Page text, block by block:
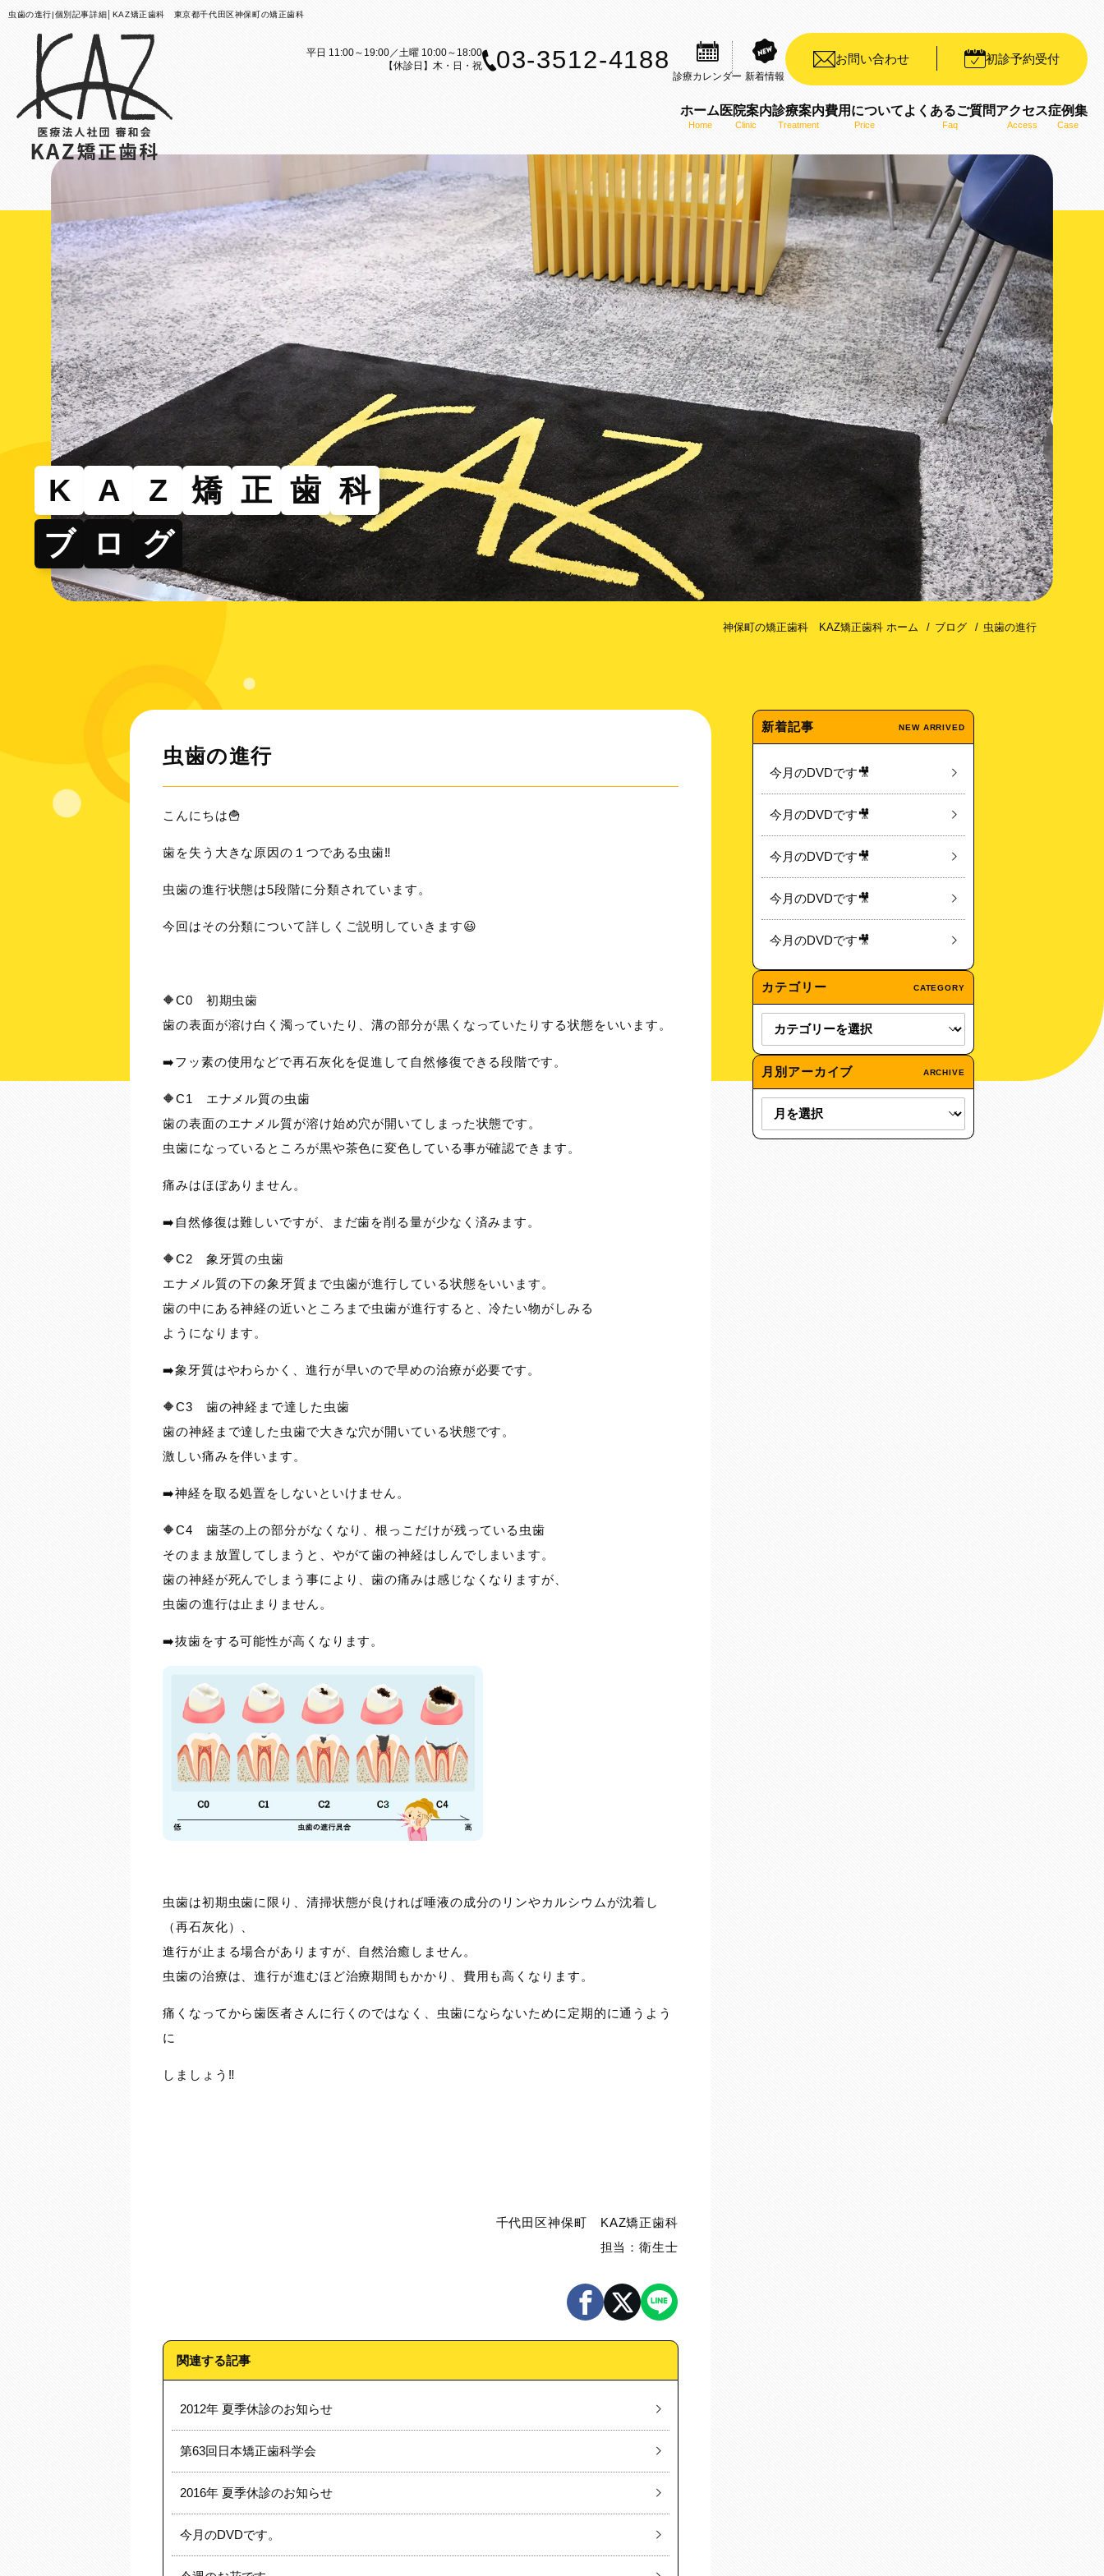
虫歯の進行|個別記事詳細│KAZ矯正歯科 東京都千代田区神保町の矯正歯科
平日 11:00～19:00／土曜 10:00～18:00
【休診日】木・日・祝
03-3512-4188
診療カレンダー 新着情報
お問い合わせ 初診予約受付
ホーム
Home
医院案内
Clinic
KAZ矯正歯科の理念
医院案内 KAZ矯正歯科の特徴
歯科用CT 口腔内スキャナー（iTero）
スタッフ募集 感染予防対策
KAZ矯正歯科ブログ
診療案内
Treatment
矯正歯科治療のご案内
これから矯正歯科治療をお考えの方へ
矯正歯科治療の流れ
大人の矯正（成人矯正）
子どもの矯正（小児矯正）
口腔筋機能療法（MFT）
矯正装置のご紹介
セルフライゲーションブラケット装置（デイモンシステム）
カスタムメイド型リンガルブラケット矯正装置（WIN）
マウスピース型矯正装置（インビザライン）
歯科矯正用アンカースクリューを用いた矯正治療
その他
部分的な矯正（MTM）
できるだけ歯を抜かない矯正
歯のクリーニング
治療期間を短くするための方法
コルチコトミー（歯槽骨皮質骨切除術）
費用について
Price
よくあるご質問
Faq
アクセス
Access
症例集
Case
K A Z 矯 正 歯 科
ブ
ロ グ
神保町の矯正歯科 KAZ矯正歯科 ホーム ブログ 虫歯の進行
虫歯の進行
こんにちは🍟
歯を失う大きな原因の１つである虫歯‼️
虫歯の進行状態は5段階に分類されています。
今回はその分類について詳しくご説明していきます😃
🔶C0 初期虫歯
歯の表面が溶け白く濁っていたり、溝の部分が黒くなっていたりする状態をいいます。
➡️フッ素の使用などで再石灰化を促進して自然修復できる段階です。
🔶C1 エナメル質の虫歯
歯の表面のエナメル質が溶け始め穴が開いてしまった状態です。
虫歯になっているところが黒や茶色に変色している事が確認できます。
痛みはほぼありません。
➡️自然修復は難しいですが、まだ歯を削る量が少なく済みます。
🔶C2 象牙質の虫歯
エナメル質の下の象牙質まで虫歯が進行している状態をいいます。
歯の中にある神経の近いところまで虫歯が進行すると、冷たい物がしみる
ようになります。
➡️象牙質はやわらかく、進行が早いので早めの治療が必要です。
🔶C3 歯の神経まで達した虫歯
歯の神経まで達した虫歯で大きな穴が開いている状態です。
激しい痛みを伴います。
➡️神経を取る処置をしないといけません。
🔶C4 歯茎の上の部分がなくなり、根っこだけが残っている虫歯
そのまま放置してしまうと、やがて歯の神経はしんでしまいます。
歯の神経が死んでしまう事により、歯の痛みは感じなくなりますが、
虫歯の進行は止まりません。
➡️抜歯をする可能性が高くなります。
虫歯は初期虫歯に限り、清掃状態が良ければ唾液の成分のリンやカルシウムが沈着し
（再石灰化）、
進行が止まる場合がありますが、自然治癒しません。
虫歯の治療は、進行が進むほど治療期間もかかり、費用も高くなります。
痛くなってから歯医者さんに行くのではなく、虫歯にならないために定期的に通うよう
に
しましょう‼️
千代田区神保町 KAZ矯正歯科
担当：衛生士
関連する記事
2012年 夏季休診のお知らせ
第63回日本矯正歯科学会
2016年 夏季休診のお知らせ
今月のDVDです。
新着記事 NEW ARRIVED
今月のDVDです🎥
今月のDVDです🎥
今月のDVDです🎥
今月のDVDです🎥
今月のDVDです🎥
カテゴリー CATEGORY
月別アーカイブ ARCHIVE
医院案内
矯正歯科治療のご案内
その他